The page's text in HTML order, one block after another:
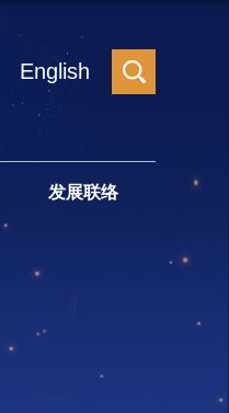
English
发展联络